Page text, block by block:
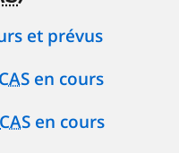
et prévus
CAS en cours
CAS en cours